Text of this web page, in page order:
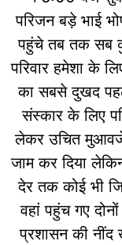
परिजन बड़े भाई
पहुंचे तब तक सब
परिवार हमेशा के
का सबसे दुखद
संस्कार के लिए
लेकर उचित
जाम कर दिया
देर तक कोई भी
वहां पहुंच गए
प्रशासन की नींद